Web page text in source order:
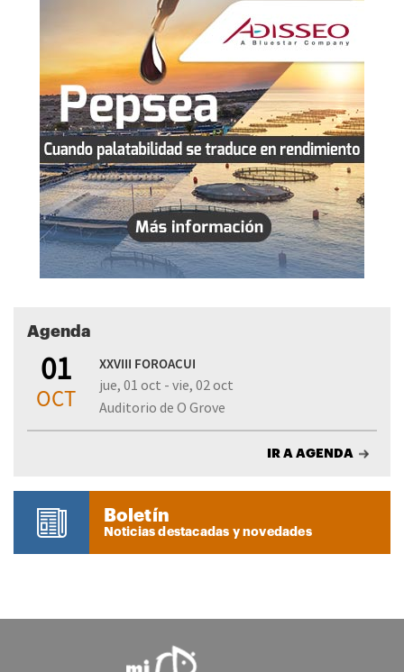
Agenda
01
OCT
XXVIII FOROACUI
jue, 01 oct - vie, 02 oct
Auditorio de O Grove
IR A AGENDA
Boletín
Noticias destacadas y novedades